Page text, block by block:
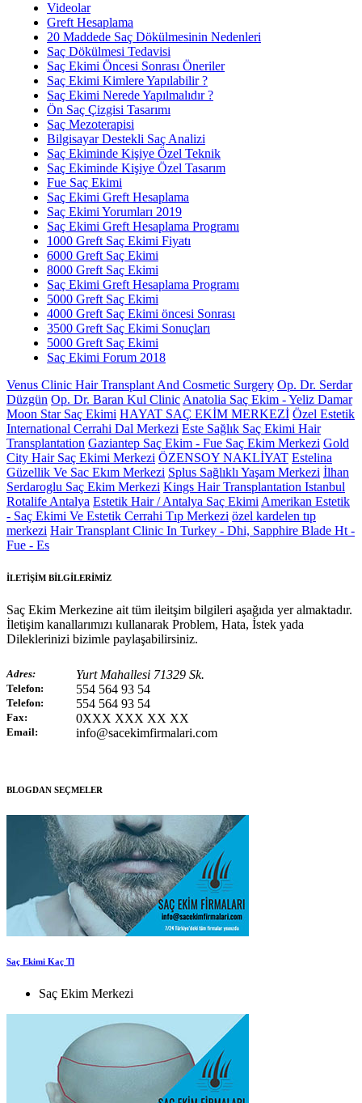
Videolar
Greft Hesaplama
20 Maddede Saç Dökülmesinin Nedenleri
Saç Dökülmesi Tedavisi
Saç Ekimi Öncesi Sonrası Öneriler
Saç Ekimi Kimlere Yapılabilir ?
Saç Ekimi Nerede Yapılmalıdır ?
Ön Saç Çizgisi Tasarımı
Saç Mezoterapisi
Bilgisayar Destekli Saç Analizi
Saç Ekiminde Kişiye Özel Teknik
Saç Ekiminde Kişiye Özel Tasarım
Fue Saç Ekimi
Saç Ekimi Greft Hesaplama
Saç Ekimi Yorumları 2019
Saç Ekimi Greft Hesaplama Programı
1000 Greft Saç Ekimi Fiyatı
6000 Greft Saç Ekimi
8000 Greft Saç Ekimi
Saç Ekimi Greft Hesaplama Programı
5000 Greft Saç Ekimi
4000 Greft Saç Ekimi öncesi Sonrası
3500 Greft Saç Ekimi Sonuçları
5000 Greft Saç Ekimi
Saç Ekimi Forum 2018
Venus Clinic Hair Transplant And Cosmetic Surgery Op. Dr. Serdar
Düzgün Op. Dr. Baran Kul Clinic Anatolia Saç Ekim - Yeliz Damar
Moon Star Saç Ekimi HAYAT SAÇ EKİM MERKEZİ Özel Estetik
International Cerrahi Dal Merkezi Este Sağlık Saç Ekimi Hair
Transplantation Gaziantep Saç Ekim - Fue Saç Ekim Merkezi Gold
City Hair Saç Ekimi Merkezi ÖZENSOY NAKLİYAT Estelina
Güzellik Ve Sac Ekım Merkezi Splus Sağlıklı Yaşam Merkezi İlhan
Serdaroglu Saç Ekim Merkezi Kings Hair Transplantation Istanbul
Rotalife Antalya Estetik Hair / Antalya Saç Ekimi Amerikan Estetik
- Saç Ekimi Ve Estetik Cerrahi Tıp Merkezi özel kardelen tıp
merkezi Hair Transplant Clinic In Turkey - Dhi, Sapphire Blade Ht -
Fue - Es
İLETİŞİM BİLGİLERİMİZ
Saç Ekim Merkezine ait tüm ileitşim bilgileri aşağıda yer almaktadır.
İletişim kanallarımızı kullanarak Problem, Hata, İstek yada
Dileklerinizi bizimle paylaşabilirsiniz.
Adres: Yurt Mahallesi 71329 Sk.
Telefon: 554 564 93 54
Telefon: 554 564 93 54
Fax: 0XXX XXX XX XX
Email: info@sacekimfirmalari.com
BLOGDAN SEÇMELER
Saç Ekimi Kaç Tl
Saç Ekim Merkezi